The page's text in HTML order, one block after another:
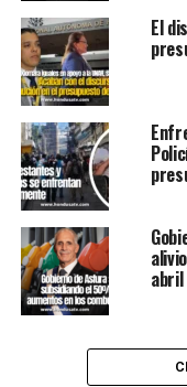
El
abril